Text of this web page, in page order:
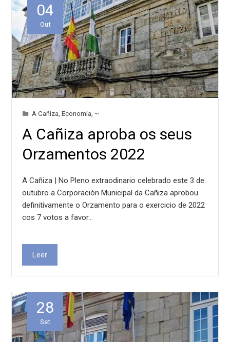
04
Out
A Cañiza ,Economía ~
A Cañiza aproba os seus
Orzamentos 2022
A Cañiza | No Pleno extraodinario celebrado este 3 de
outubro a Corporación Municipal da Cañiza aprobou
definitivamente o Orzamento para o exercicio de 2022
cos 7 votos a favor…
Leer
28
Set